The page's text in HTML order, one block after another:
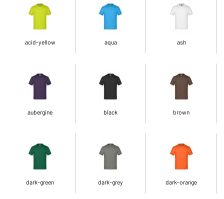
acid-yellow aqua ash
aubergine black brown
dark-green dark-grey dark-orange